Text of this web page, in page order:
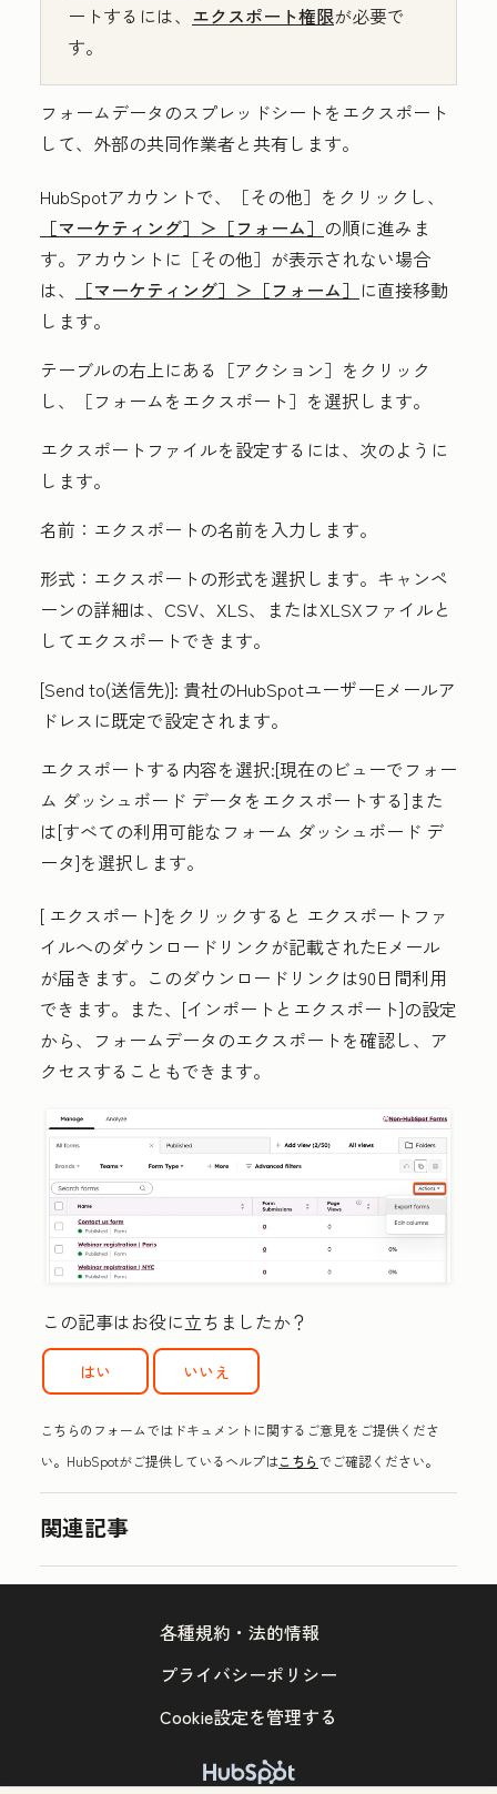
ートするには、 エクスポート権限が必要で
す。
フォームデータのスプレッドシートをエクスポート
して、外部の共同作業者と共有します。
HubSpotアカウントで、
［その他］をクリックし、
［マーケティング］＞ ［フォーム］ の順に進みま
す。アカウントに ［その他］が表示されない場合
は、
［マーケティング］＞ ［フォーム］ に直接移動
します。
テーブルの右上にある［アクション］をクリック
し、［フォームをエクスポート］を選択します。
エクスポートファイルを設定するには、次のように
します。
名前： エクスポートの名前を入力します。
形式： エクスポートの形式を選択します。キャンペ
ーンの詳細は、CSV、XLS、またはXLSXファイルと
してエクスポートできます。
[Send to(送信先)]: 貴社のHubSpotユーザーEメールア
ドレスに既定で設定されます。
エクスポートする内容を選択:[現在のビューでフォー
ム ダッシュボード データをエクスポートする]また
は[すべての利用可能なフォーム ダッシュボード デ
ータ]を選択します。
[ エクスポート]をクリックすると エクスポートファ
イルへのダウンロードリンクが記載されたEメール
が届きます。このダウンロードリンクは90日間利用
できます。また、[インポートとエクスポート]の設定
から、フォームデータのエクスポートを確認し、ア
クセスすることもできます。
この記事はお役に立ちましたか？
はい いいえ
こちらのフォームではドキュメントに関するご意見をご提供くださ
い。HubSpotがご提供しているヘルプはこちらでご確認ください。
関連記事
各種規約・法的情報
プライバシーポリシー
Cookie設定を管理する